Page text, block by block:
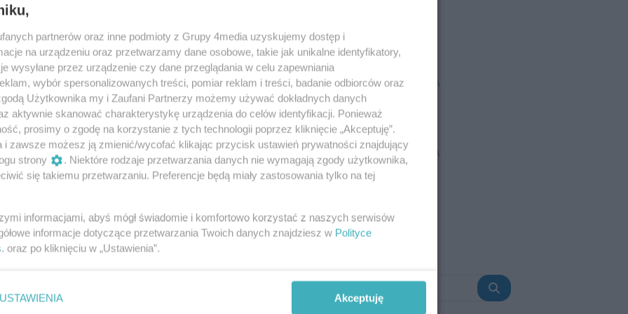
Radom
w komitecie rewitalizacji
akces do Komitetu Rewitalizacji Miasta
osób zainteresowanych zaplanowano na środę, 22
2
REKLAMA
REKLAMA
REKLAMA
Szukaj
partnerów oraz inne podmioty z Grupy 4media uzyskujemy dostęp i
na urządzeniu oraz przetwarzamy dane osobowe, takie jak unikalne identyfikatory,
wysyłane przez urządzenie czy dane przeglądania w celu zapewniania
wybór spersonalizowanych treści, pomiar reklam i treści, badanie odbiorców oraz
Użytkownika my i Zaufani Partnerzy możemy używać dokładnych danych
aktywnie skanować charakterystykę urządzenia do celów identyfikacji. Ponieważ
prosimy o zgodę na korzystanie z tych technologii poprzez kliknięcie „Akceptuję”.
i zawsze możesz ją zmienić/wycofać klikając przycisk ustawień prywatności znajdujący
strony
. Niektóre rodzaje przetwarzania danych nie wymagają zgody użytkownika,
się takiemu przetwarzaniu. Preferencje będą miały zastosowania tylko na tej
informacjami, abyś mógł świadomie i komfortowo korzystać z naszych serwisów
informacje dotyczące przetwarzania Twoich danych znajdziesz w Polityce
. oraz po kliknięciu w „Ustawienia”.
USTAWIENIA Akceptuję